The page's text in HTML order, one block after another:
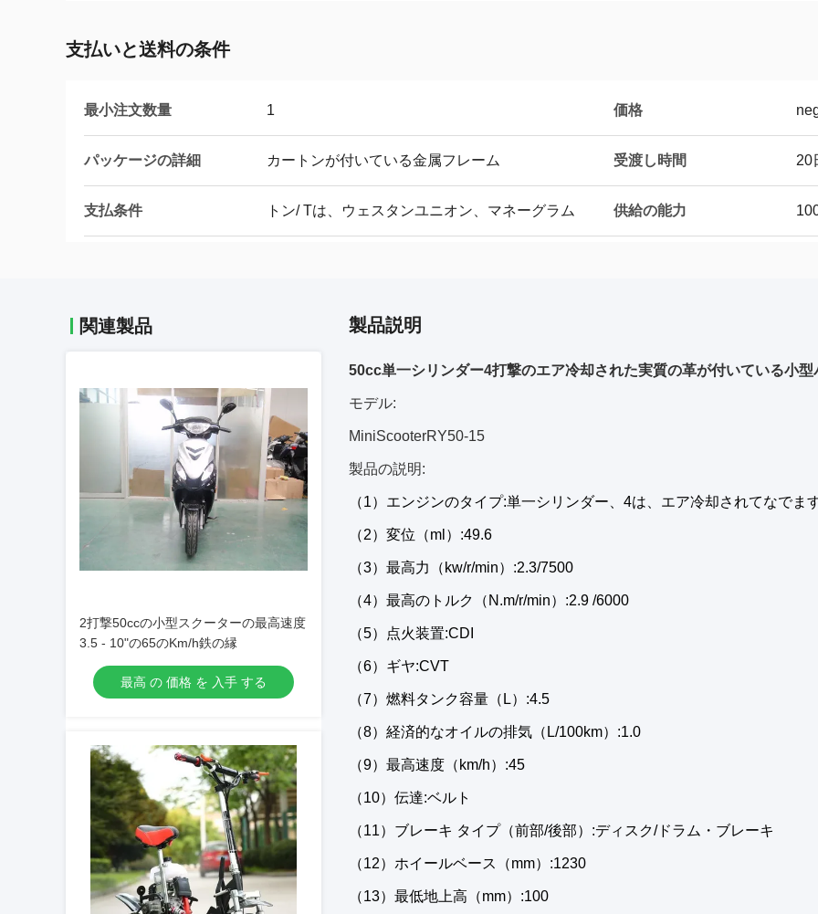
支払いと送料の条件
最小注文数量 1 価格
パッケージの詳細 カートンが付いている金属フレーム 受渡し時間 20
支払条件 トン/ Tは、ウェスタンユニオン、マネーグラム 供給の能力
関連製品
2打撃50ccの小型スクーターの最高速度
3.5 - 10"の65のKm/h鉄の縁
最高 の 価格 を 入手 する
製品説明
50cc単一シリンダー4打撃のエア冷却された実質の革が付いている小
モデル:
MiniScooterRY50-15
製品の説明:
（1）エンジンのタイプ:単一シリンダー、4は、エア冷却されてなでま
（2）変位（ml）:49.6
（3）最高力（kw/r/min）:2.3/7500
（4）最高のトルク（N.m/r/min）:2.9 /6000
（5）点火装置:CDI
（6）ギヤ:CVT
（7）燃料タンク容量（L）:4.5
（8）経済的なオイルの排気（L/100km）:1.0
（9）最高速度（km/h）:45
（10）伝達:ベルト
（11）ブレーキ タイプ（前部/後部）:ディスク/ドラム・ブレーキ
（12）ホイールベース（mm）:1230
（13）最低地上高（mm）:100